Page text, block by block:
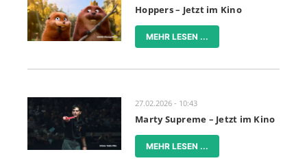
Hoppers – Jetzt im Kino
MEHR LESEN ...
27.02.2026 - 10:43
Marty Supreme – Jetzt im Kino
MEHR LESEN ...